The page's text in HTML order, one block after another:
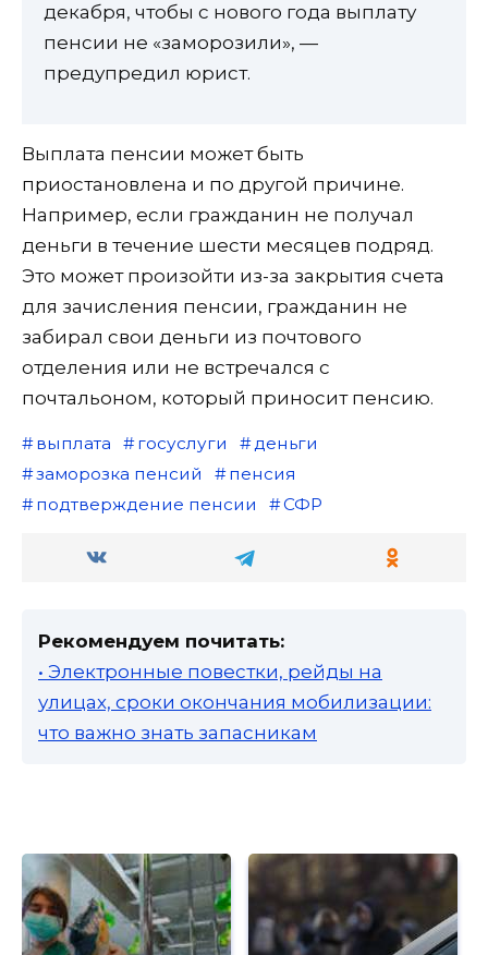
декабря, чтобы с нового года выплату
пенсии не «заморозили», —
предупредил юрист.
Выплата пенсии может быть
приостановлена и по другой причине.
Например, если гражданин не получал
деньги в течение шести месяцев подряд.
Это может произойти из-за закрытия счета
для зачисления пенсии, гражданин не
забирал свои деньги из почтового
отделения или не встречался с
почтальоном, который приносит пенсию.
выплата госуслуги
деньги
заморозка пенсий
пенсия
подтверждение пенсии
СФР
Рекомендуем почитать:
• Электронные повестки, рейды на
улицах, сроки окончания мобилизации:
что важно знать запасникам